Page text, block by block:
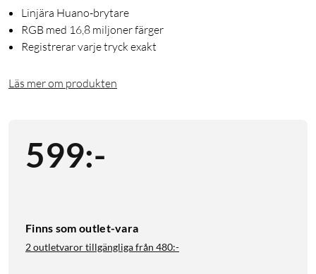
Linjära Huano-brytare
RGB med 16,8 miljoner färger
Registrerar varje tryck exakt
Läs mer om produkten
599:-
Finns som outlet-vara
2 outletvaror tillgängliga från 480:-